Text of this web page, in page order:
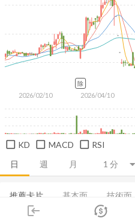
login
市場
日 週 月
2026/02/10 2026/04/10
除
KD MACD RSI
推薦卡片 基本面 技術面
基本概況